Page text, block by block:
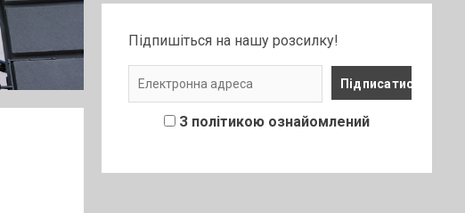
Підпишіться на нашу розсилку!
З політикою ознайомлений